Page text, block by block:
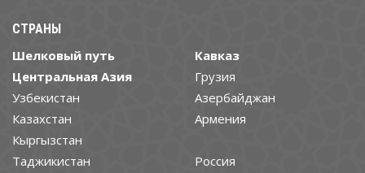
СТРАНЫ
Шелковый путь
Центральная Азия
Узбекистан
Казахстан
Кыргызстан
Таджикистан
Кавказ
Грузия
Азербайджан
Армения
Россия